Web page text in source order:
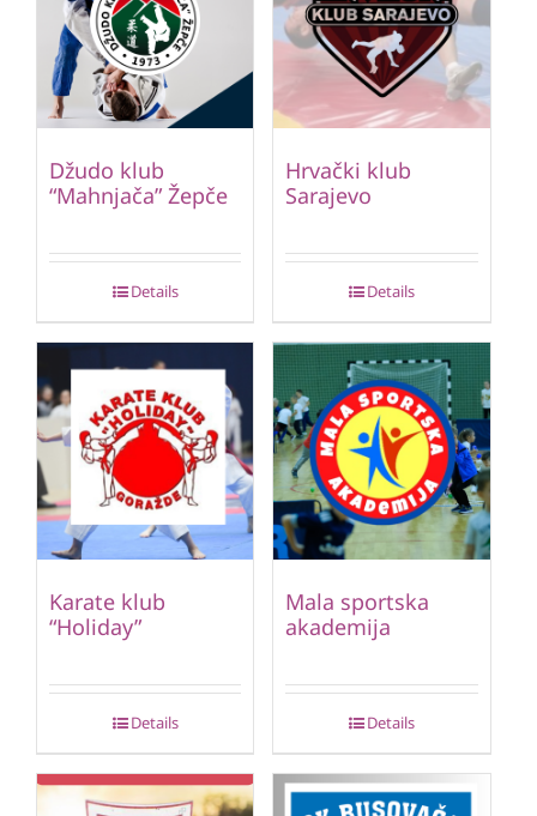
Džudo klub
“Mahnjača” Žepče
Details
Hrvački klub
Sarajevo
Details
Karate klub
“Holiday”
Details
Mala sportska
akademija
Details